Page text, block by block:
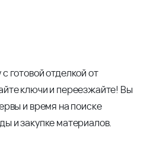
готовой отделкой от
ключи и переезжайте! Вы
и время на поиске
и закупке материалов.